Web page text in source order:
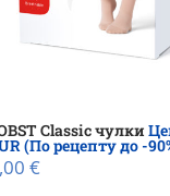
Classic чулки
(По рецепту до -
€